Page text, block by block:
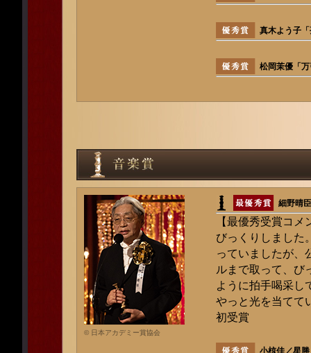
真木よう子
松岡茉優「
© 日本アカデミー賞協会
細野晴
【最優秀受賞コメ
びっくりしました
っていましたが、
ルまで取って、び
ように拍手喝采し
やっと光を当てて
初受賞
小椋佳／星